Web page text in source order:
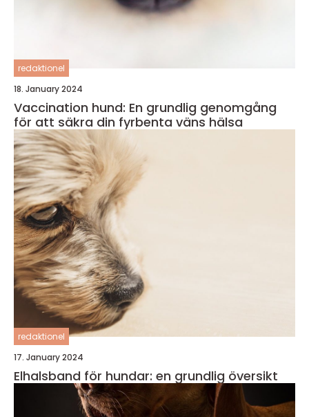
redaktionel
18. January 2024
Vaccination hund: En grundlig genomgång
för att säkra din fyrbenta väns hälsa
redaktionel
17. January 2024
Elhalsband för hundar: en grundlig översikt